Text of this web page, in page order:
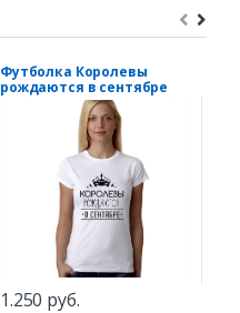
Футболка Королевы
рождаются в сентябре
1.250 руб.